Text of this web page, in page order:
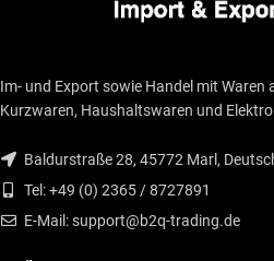
Im- und Export sowie Handel mit Waren
Kurzwaren, Haushaltswaren und
Baldurstraße 28, 45772 Marl,
Tel: +49 (0) 2365 / 8727891
E-Mail: support@b2q-trading.de